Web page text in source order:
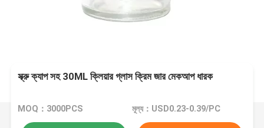
স্ক্রু ক্যাপ সহ 30ML ক্লিয়ার গ্লাস ক্রিম জার মেকআপ ধারক
MOQ：3000PCS মূল্য：USD0.23-0.39/PC